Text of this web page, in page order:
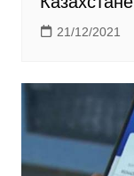
21/12/2021